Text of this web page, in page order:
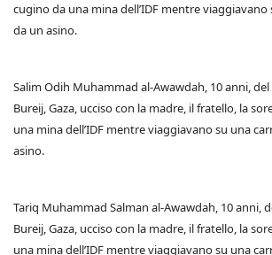
cugino da una mina dell’IDF mentre
da un asino.
Salim Odih Muhammad al-Awawdah, 10 anni,
Bureij, Gaza, ucciso con la madre, il fratello, la
una mina dell’IDF mentre viaggiavano su una
asino.
Tariq Muhammad Salman al-Awawdah, 10 anni,
Bureij, Gaza, ucciso con la madre, il fratello, la
una mina dell’IDF mentre viaggiavano su una